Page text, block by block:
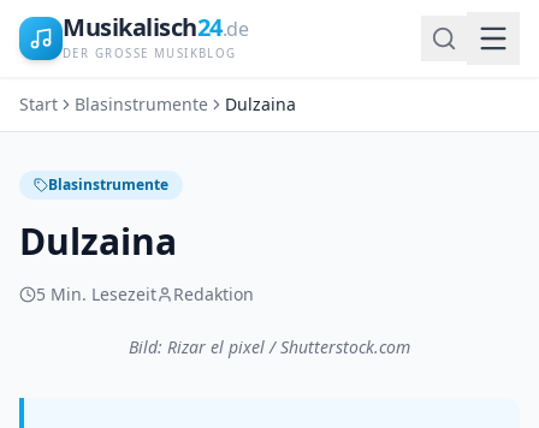
Musikalisch24.de
DER GROSSE MUSIKBLOG
Start Blasinstrumente Dulzaina
Blasinstrumente
Dulzaina
5 Min. Lesezeit Redaktion
Bild: Rizar el pixel / Shutterstock.com